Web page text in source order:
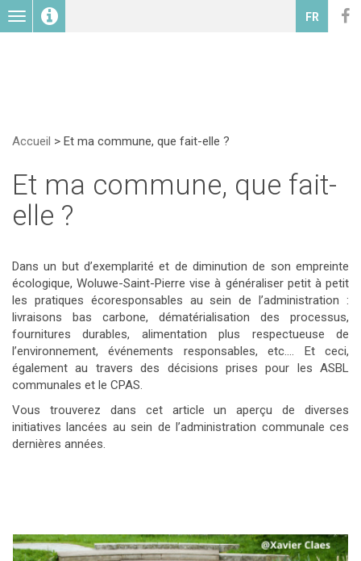
Toggle
navigation
FR
Accueil > Et ma commune, que fait-elle ?
Et ma commune, que fait-
elle ?
Dans un but d’exemplarité et de diminution de son empreinte
écologique, Woluwe-Saint-Pierre vise à généraliser petit à petit
les pratiques écoresponsables au sein de l’administration :
livraisons bas carbone, dématérialisation des processus,
fournitures durables, alimentation plus respectueuse de
l’environnement, événements responsables, etc.… Et ceci,
également au travers des décisions prises pour les ASBL
communales et le CPAS.
Vous trouverez dans cet article un aperçu de diverses
initiatives lancées au sein de l’administration communale ces
dernières années.